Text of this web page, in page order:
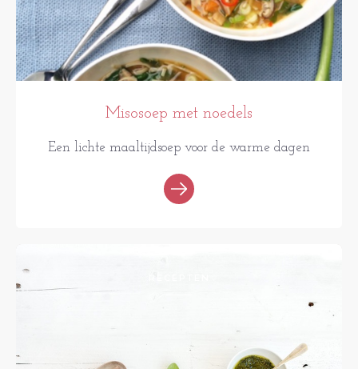
Misosoep met noedels
Een lichte maaltijdsoep voor de warme dagen